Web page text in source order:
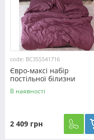
code: BC3SS541716
Євро-максі набір
постільної білизни
200*220 з Страйп Сатину
№541716
В наявності
2 409 грн